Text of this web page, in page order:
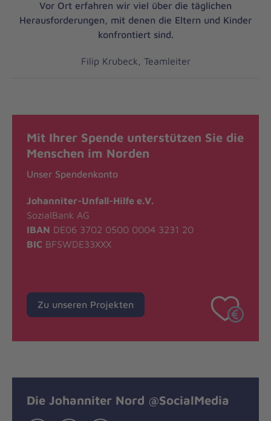
Vor Ort erfahren wir viel über die täglichen
Herausforderungen, mit denen die Eltern und Kinder
konfrontiert sind.
Filip Krubeck, Teamleiter
Mit Ihrer Spende unterstützen Sie die
Menschen im Norden
Unser Spendenkonto
Johanniter-Unfall-Hilfe e.V.
SozialBank AG
IBAN DE06 3702 0500 0004 3231 20
BIC BFSWDE33XXX
Zu unseren Projekten
Die Johanniter Nord @SocialMedia